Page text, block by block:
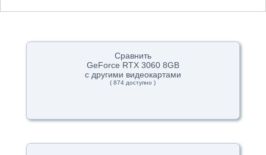
Сравнить
GeForce RTX 3060 8GB
с другими видеокартами
( 874 доступно )